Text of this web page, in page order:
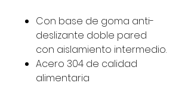
Con base de goma anti-
deslizante doble pared
con aislamiento intermedio.
Acero 304 de calidad
alimentaria